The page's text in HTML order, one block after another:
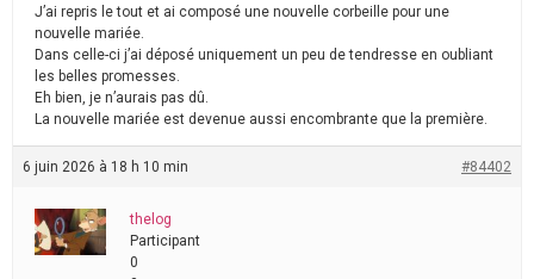
J’ai repris le tout et ai composé une nouvelle corbeille pour une
nouvelle mariée.
Dans celle-ci j’ai déposé uniquement un peu de tendresse en oubliant
les belles promesses.
Eh bien, je n’aurais pas dû.
La nouvelle mariée est devenue aussi encombrante que la première.
6 juin 2026 à 18 h 10 min #84402
thelog
Participant
0